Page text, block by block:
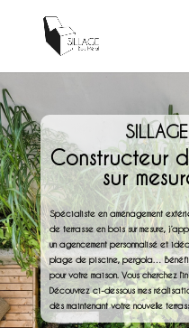
Constructeur
sur
Spécialiste en aménagement
de terrasse en bois sur mesure,
un agencement personnalisé et
plage de piscine, pergola…
pour votre maison. Vous cherchez
Découvrez ci-dessous mes
dès maintenant votre nouvelle